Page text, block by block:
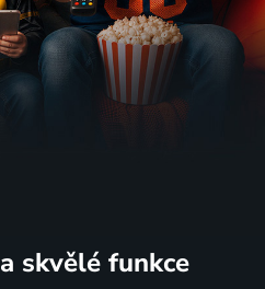
a skvělé funkce